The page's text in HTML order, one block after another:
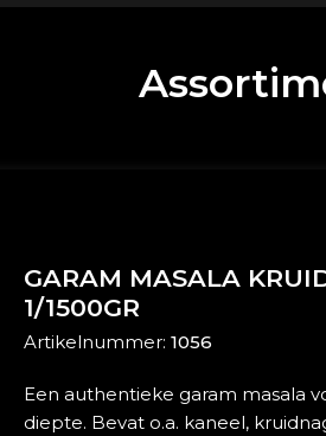
GARAM MASALA
1/1500GR
Artikelnummer: 1056
Een authentieke garam masala
diepte. Bevat o.a. kaneel,